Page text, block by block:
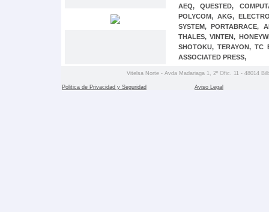
AEQ,QUESTED,
POLYCOM, AKG,
SYSTEM,PORTABRACE,
THALES,VINTEN,
SHOTOKU, TERAYON, TC
ASSOCIATED PRESS,
Vitelsa Norte - Avda Madariaga 1, 2º Ofic. 11 - 48014
Politica de Privacidad y Seguridad Aviso Legal